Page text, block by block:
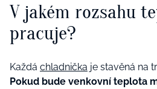
V jakém rozsahu
pracuje?
Každá chladnička je stavěná na
Pokud bude venkovní teplota